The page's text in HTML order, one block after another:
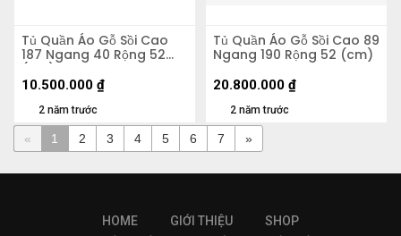
Tủ Quần Áo Gỗ Sồi Cao
187 Ngang 40 Rộng 52
(cm)
2 năm trước
10.500.000 ₫
Tủ Quần Áo Gỗ Sồi Cao 89
Ngang 190 Rộng 52 (cm)
2 năm trước
20.800.000 ₫
« 1 2 3 4 5 6 7 »
HOME GIỚI THIỆU SHOP